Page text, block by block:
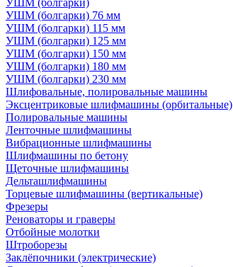
УШМ (болгарки)
УШМ (болгарки) 76 мм
УШМ (болгарки) 115 мм
УШМ (болгарки) 125 мм
УШМ (болгарки) 150 мм
УШМ (болгарки) 180 мм
УШМ (болгарки) 230 мм
Шлифовальные, полировальные машины
Эксцентриковые шлифмашины (орбитальные)
Полировальные машины
Ленточные шлифмашины
Вибрационные шлифмашины
Шлифмашины по бетону
Щеточные шлифмашины
Дельташлифмашины
Торцевые шлифмашины (вертикальные)
Фрезеры
Реноваторы и граверы
Отбойные молотки
Штроборезы
Заклёпочники (электрические)